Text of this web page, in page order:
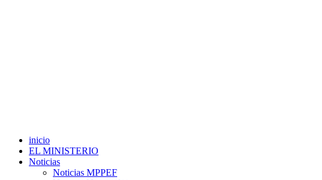
inicio
EL MINISTERIO
Noticias
Noticias MPPEF